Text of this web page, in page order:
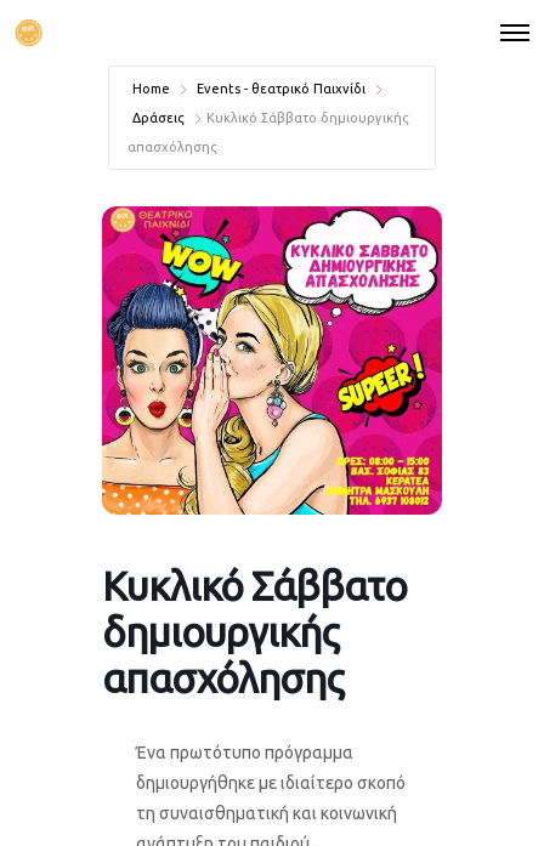
Home
Events - θεατρικό Παιχνίδι
Δράσεις
Κυκλικό Σάββατο δημιουργικής
απασχόλησης
Κυκλικό Σάββατο
δημιουργικής
απασχόλησης
Ένα πρωτότυπο πρόγραμμα
δημιουργήθηκε με ιδιαίτερο σκοπό
τη συναισθηματική και κοινωνική